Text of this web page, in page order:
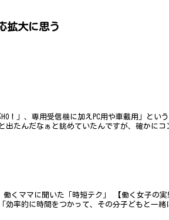
拡大に思う
！」、専用受信機に加えPC用や車載用」とい
出たんだなぁと眺めていたんですが、確かにコ
ママに聞いた「時短テク」 【働く女子の実
効率的に時間をつかって、その分子どもと一緒